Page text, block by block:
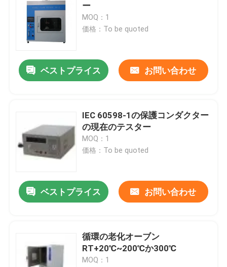
ー
MOQ：1
価格：To be quoted
ベストプライス お問い合わせ
IEC 60598-1の保護コンダクター
の現在のテスター
MOQ：1
価格：To be quoted
ベストプライス お問い合わせ
循環の老化オーブン
RT+20℃~200℃か300℃
MOQ：1